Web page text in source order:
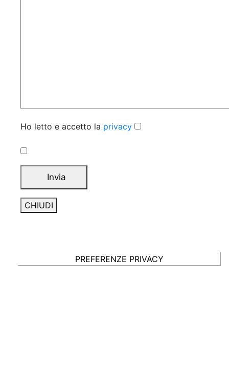
Ho letto e accetto la privacy
CHIUDI